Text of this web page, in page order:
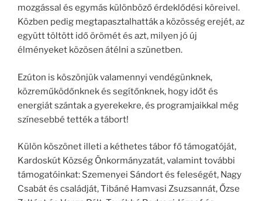
mozgással és egymás különböző érdeklődési köreivel.
Közben pedig megtapasztalhatták a közösség erejét, az
együtt töltött idő örömét és azt, milyen jó új
élményeket közösen átélni a szünetben.
Ezúton is köszönjük valamennyi vendégünknek,
közreműködőnknek és segítőnknek, hogy időt és
energiát szántak a gyerekekre, és programjaikkal még
színesebbé tették a tábort!
Külön köszönet illeti a kéthetes tábor fő támogatóját,
Kardoskút Község Önkormányzatát, valamint további
támogatóinkat: Szemenyei Sándort és feleségét, Nagy
Csabát és családját, Tibáné Hamvasi Zsuzsannát, Őzse